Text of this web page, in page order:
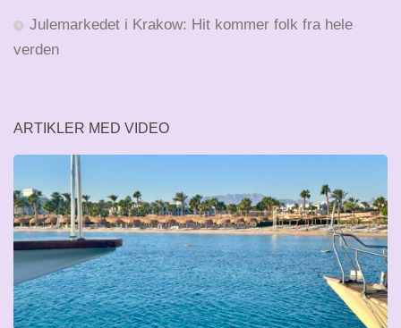
Julemarkedet i Krakow: Hit kommer folk fra hele
verden
ARTIKLER MED VIDEO